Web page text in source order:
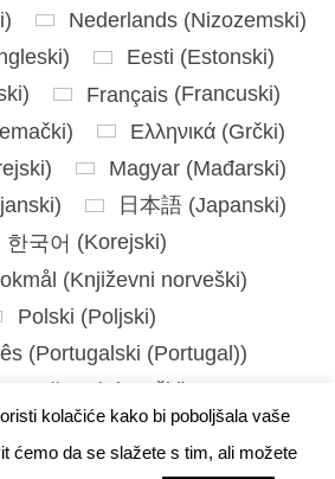
kolačiće kako bi poboljšala vaše
ćemo da se slažete s tim, ali možete
) Nederlands (Nizozemski)
) Eesti (Estonski)
) Français(Francuski)
) Ελληνικά (Grčki)
) Magyar (Mađarski)
) 日本語 (Japanski)
한국어 (Korejski)
(Književni norveški)
Polski (Poljski)
(Portugalski (Portugal))
( Slovački)
(Slovenski)
) Svenska(švedski)